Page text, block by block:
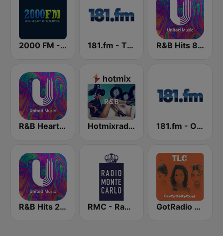
2000 FM - RNB and Hip Hop 181.fm - The Beat (HipHop/R&B) R&B Hits 80 - United Music
R&B Heart - United Music Hotmixradio R&B 181.fm - Old School HipHop/RnB
R&B Hits 2010 - United Music RMC - Radio Monte Carlo GotRadio - Throwback Jamz